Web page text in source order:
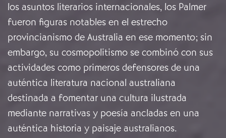
los asuntos literarios internacionales, los Palmer
fueron figuras notables en el estrecho
provincianismo de Australia en ese momento; sin
embargo, su cosmopolitismo se combinó con sus
actividades como primeros defensores de una
auténtica literatura nacional australiana
destinada a fomentar una cultura ilustrada
mediante narrativas y poesía ancladas en una
auténtica historia y paisaje australianos.